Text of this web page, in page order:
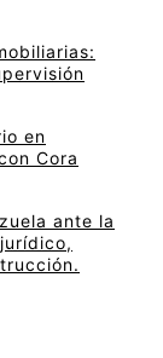
en
Cora
ante la